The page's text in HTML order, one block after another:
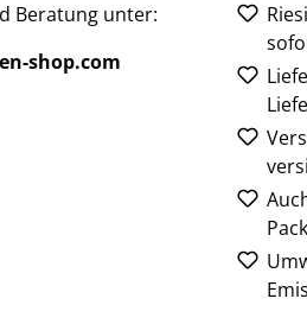
Beratung unter:
shop.com